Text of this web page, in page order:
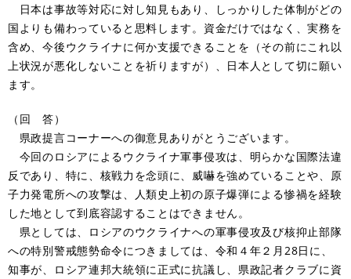
日本は事故等対応に対し知見もあり、しっかりした体制がどの
国よりも備わっていると思料します。資金だけではなく、実務を
含め、今後ウクライナに何か支援できることを（その前にこれ以
上状況が悪化しないことを祈りますが）、日本人として切に願い
ます。
（回 答）
県政提言コーナーへの御意見ありがとうございます。
今回のロシアによるウクライナ軍事侵攻は、明らかな国際法違
反であり、特に、核戦力を念頭に、威嚇を強めていることや、原
子力発電所への攻撃は、人類史上初の原子爆弾による惨禍を経験
した地として到底容認することはできません。
県としては、ロシアのウクライナへの軍事侵攻及び核抑止部隊
への特別警戒態勢命令につきましては、令和４年２月28日に、
知事が、ロシア連邦大統領に正式に抗議し、県政記者クラブに資